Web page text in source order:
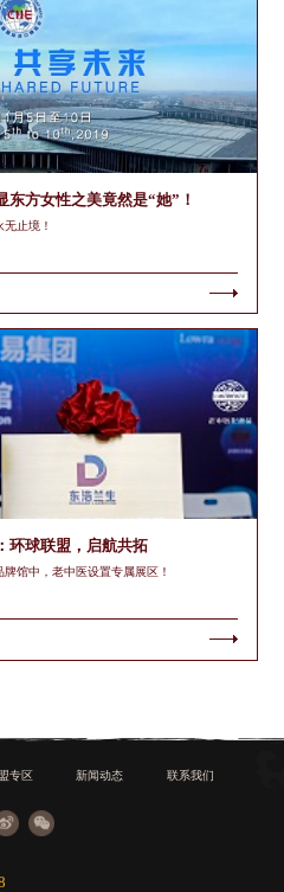
东方女性之美竟然是“她”！
止境！
环球联盟，启航共拓
馆中，老中医设置专属展区！
专区 新闻动态 联系我们